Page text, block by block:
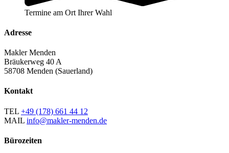
Termine am Ort Ihrer Wahl
Adresse
Makler Menden
Bräukerweg 40 A
58708 Menden (Sauerland)
Kontakt
TEL +49 (178) 661 44 12
MAIL info@makler-menden.de
Bürozeiten